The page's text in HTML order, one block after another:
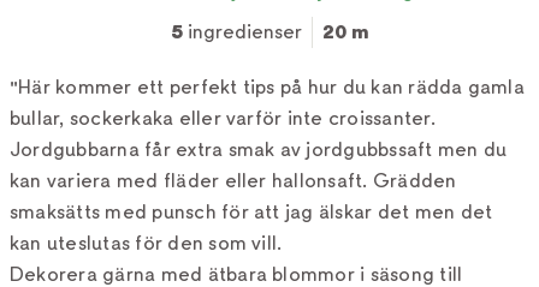
5 ingredienser 20 m
"Här kommer ett perfekt tips på hur du kan rädda gamla
bullar, sockerkaka eller varför inte croissanter.
Jordgubbarna får extra smak av jordgubbssaft men du
kan variera med fläder eller hallonsaft. Grädden
smaksätts med punsch för att jag älskar det men det
kan uteslutas för den som vill.
Dekorera gärna med ätbara blommor i säsong till